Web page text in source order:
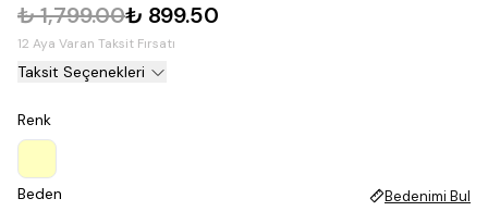
₺ 1,799.00₺ 899.50
12 Aya Varan Taksit Fırsatı
Taksit Seçenekleri
Renk
Beden Bedenimi Bul